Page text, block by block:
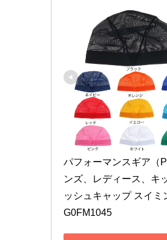
パフォーマンスギア（
ンズ、レディース、キ
ッシュキャップ スイミ
G0FM1045